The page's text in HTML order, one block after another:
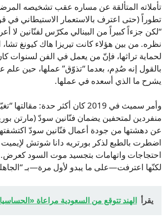
تأملاته المتألقة عن مساره عقب تشخيصه
تطوراً (حتى اعترف بالاستعمار الاستيطاني
“لكن جزءاً كبيراً من البينالي مكرّس لفنّانين
نظره. من بين هؤلاء كانت تيريزا هاك كيونغ
بالقول إنه صُدِم، بعدما “تذوّق” عملها، حين
يشرح ما الذي أسعده في عملها.
وأمر سميث في 2019 كان أكثر
منفردين لمتحفين يضمان فنّانين سودّ (مارتن
عن دهشتها من جودة أعمال فنّانين سودّ
احتجاجات واتهامات بتجسيد موت السود
لكنّها اعترفت—على ما يبدو لأول مرة—بـ
يقرأ الهند تتوقع من السعودية مراعاة